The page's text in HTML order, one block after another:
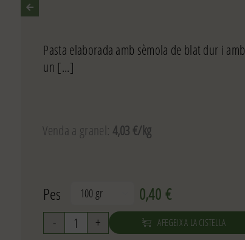
Pasta elaborada amb sèmola de blat dur i amb
un [...]
Venda a granel: 4,03 €/kg
Pes 0,40€
quantitat
AFEGEIX A LA CISTELLA